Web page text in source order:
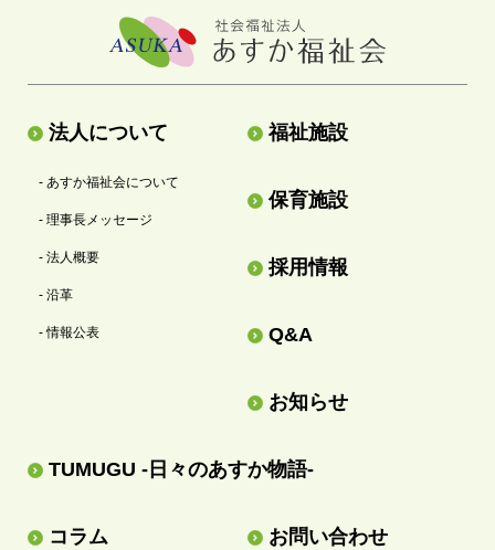
法人について
- あすか福祉会について
- 理事長メッセージ
- 法人概要
- 沿革
- 情報公表
福祉施設
保育施設
採用情報
Q&A
お知らせ
TUMUGU -日々のあすか物語-
コラム お問い合わせ